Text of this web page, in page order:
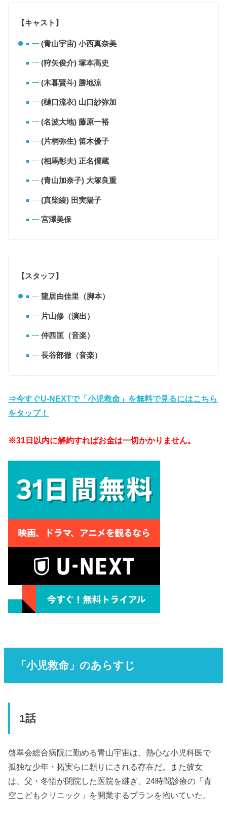
【キャスト】
(青山宇宙) 小西真奈美
(狩矢俊介) 塚本高史
(木暮賢斗) 勝地涼
(樋口流衣) 山口紗弥加
(名波大地) 藤原一裕
(片桐弥生) 笛木優子
(相馬彰夫) 正名僕蔵
(青山加奈子) 大塚良重
(真柴綾) 田実陽子
宮澤美保
【スタッフ】
龍居由佳里（脚本）
片山修（演出）
仲西匡（音楽）
長谷部徹（音楽）
⇒今すぐU-NEXTで「小児救命」を無料で見るにはこちら
をタップ！
※31日以内に解約すればお金は一切かかりません。
「小児救命」のあらすじ
1話
啓翠会総合病院に勤める青山宇宙は、熱心な小児科医で
孤独な少年・拓実らに頼りにされる存在だ。また彼女
は、父・冬悟が閉院した医院を継ぎ、24時間診療の「青
空こどもクリニック」を開業するプランを抱いていた。